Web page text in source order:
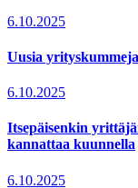
6.10.2025
Uusia yrityskummeja
6.10.2025
Itsepäisenkin
kannattaa kuunnella
6.10.2025